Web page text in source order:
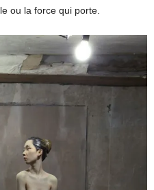
ou la force qui porte.